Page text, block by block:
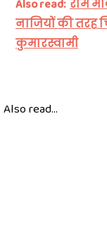
Also read: राम
नाजियों की तरह
कुमारस्वामी
Also read...